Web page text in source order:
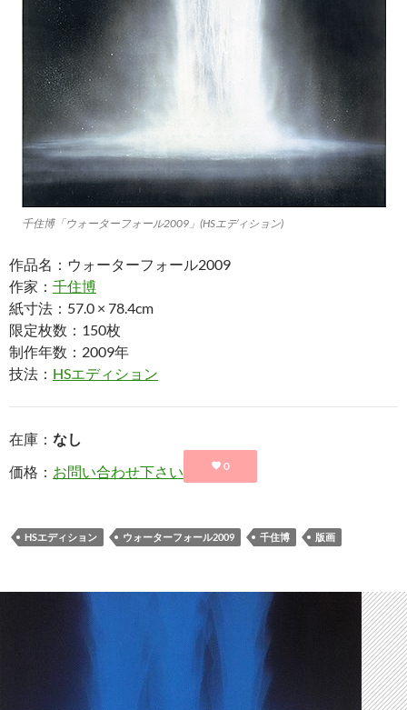
千住博「ウォーターフォール2009」(HSエディション)
作品名：ウォーターフォール2009
作家： 千住博
紙寸法：57.0 × 78.4cm
限定枚数：150枚
制作年数：2009年
技法： HSエディション
在庫： なし
価格： お問い合わせ下さい 0
HSエディション ウォーターフォール2009 千住博 版画